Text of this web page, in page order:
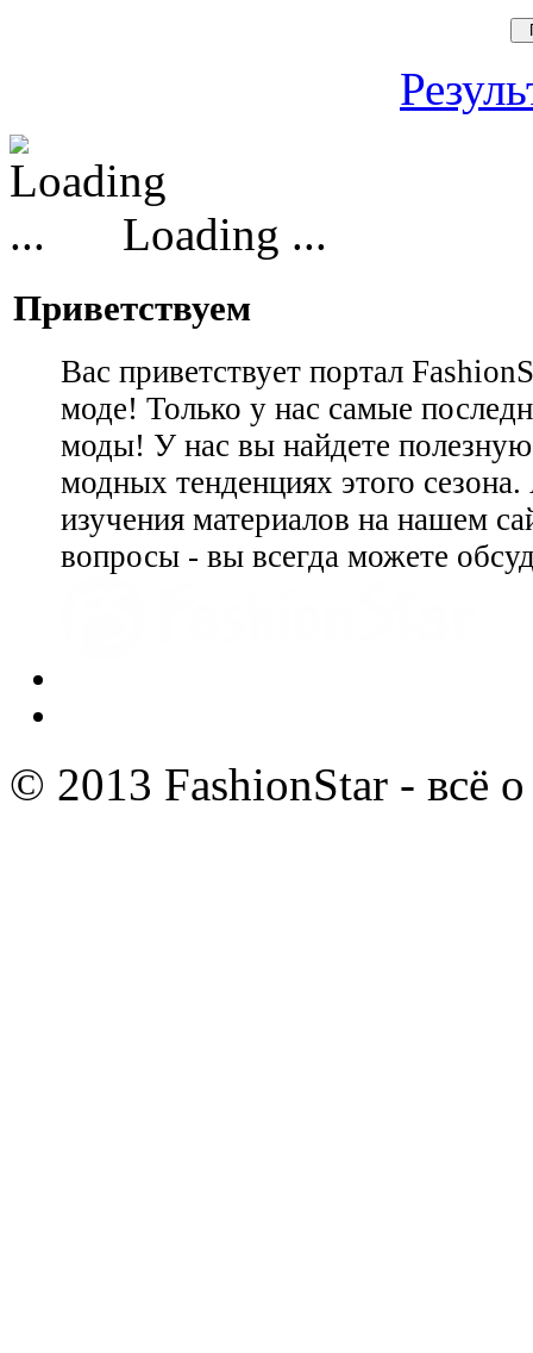
Loading ...
Приветствуем
Вас приветствует портал
моде! Только у нас самые
моды! У нас вы найдете
модных тенденциях этого
изучения материалов на нашем
вопросы - вы всегда можете
© 2013 FashionStar - всё